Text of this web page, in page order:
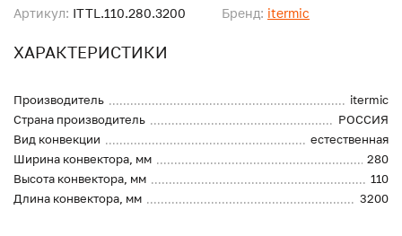
Артикул: ITTL.110.280.3200 Бренд: itermic
ХАРАКТЕРИСТИКИ
Производитель
itermic
Страна производитель
РОССИЯ
Вид конвекции
естественная
Ширина конвектора, мм
280
Высота конвектора, мм
110
Длина конвектора, мм
3200